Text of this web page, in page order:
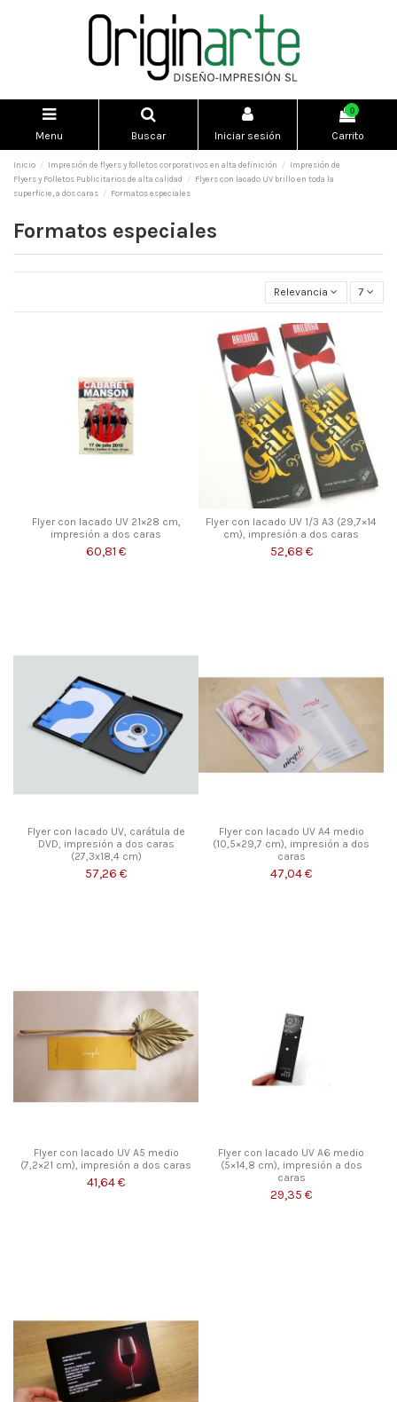
Menu Buscar Iniciar sesión
0
Carrito
Inicio Impresión de flyers y folletos corporativos en alta definición
Impresión de
Flyers y Folletos Publicitarios de alta calidad
Flyers con lacado UV brillo en toda la
superficie, a dos caras
Formatos especiales
Formatos especiales
Relevancia 7
Flyer con lacado UV 21×28 cm,
impresión a dos caras
60,81 €
Flyer con lacado UV 1/3 A3 (29,7×14
cm), impresión a dos caras
52,68 €
Flyer con lacado UV, carátula de
DVD, impresión a dos caras
(27,3x18,4 cm)
57,26 €
Flyer con lacado UV A4 medio
(10,5×29,7 cm), impresión a dos
caras
47,04 €
Flyer con lacado UV A5 medio
(7,2×21 cm), impresión a dos caras
41,64 €
Flyer con lacado UV A6 medio
(5×14,8 cm), impresión a dos
caras
29,35 €